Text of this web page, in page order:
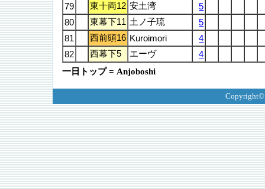
79
東十両12 安土湾
5
80
東幕下11 土ノ子琉
5
81
西前頭16 Kuroimori
4
82
西幕下5 エーヴ
4
一日トップ = Anjoboshi